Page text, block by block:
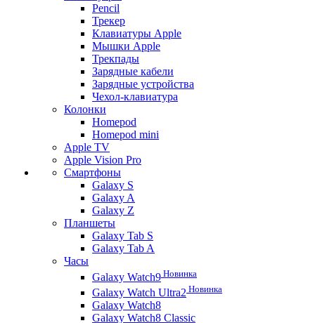
Pencil
Трекер
Клавиатуры Apple
Мышки Apple
Трекпады
Зарядные кабели
Зарядные устройства
Чехол-клавиатура
Колонки
Homepod
Homepod mini
Apple TV
Apple Vision Pro
Смартфоны
Galaxy S
Galaxy A
Galaxy Z
Планшеты
Galaxy Tab S
Galaxy Tab A
Часы
Galaxy Watch9 Новинка
Galaxy Watch Ultra2 Новинка
Galaxy Watch8
Galaxy Watch8 Classic